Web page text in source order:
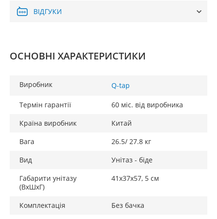
ВІДГУКИ
ОСНОВНІ ХАРАКТЕРИСТИКИ
Виробник Q-tap
Термін гарантії
60 міс. від виробника
Країна виробник
Китай
Вага
26.5/ 27.8 кг
Вид
Унітаз - біде
Габарити унітазу
(ВхШхГ)
41х37х57, 5 см
Комплектація
Без бачка